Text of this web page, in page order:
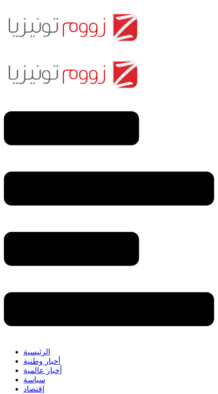
الرئيسية
أخبار وطنية
أخبار عالمية
سياسة
إقتصاد